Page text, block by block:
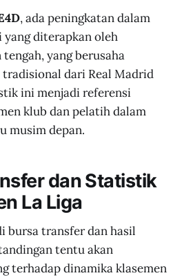
, ada peningkatan dalam
yang diterapkan oleh
yang berusaha
tradisional dari Real Madrid
ini menjadi referensi
klub dan pelatih dalam
musim depan.
dan Statistik
La Liga
bursa transfer dan hasil
tentu akan
terhadap dinamika klasemen